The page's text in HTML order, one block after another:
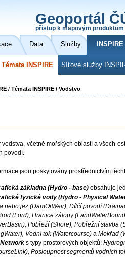
Geoportál
přístup k mapovým
Data Služby INSPIRE
Témata INSPIRE Síťové služby
/ Témata INSPIRE / Vodstvo
vodstva, včetně mořských oblastí a všech
povodí.
jsou poskytovány prostřednictvím
základna (Hydro - base) obsahuje
fyzické vody (Hydro - Physical
nebo jez (DamOrWeir), Dílčí povodí
(Ford), Hranice zátopy
Pobřeží (Shore), Pobřežní stavba
Vodní tok (Watercourse) a Mokřad
s typy prostorových objektů:
Posloupnost segmentů vodních